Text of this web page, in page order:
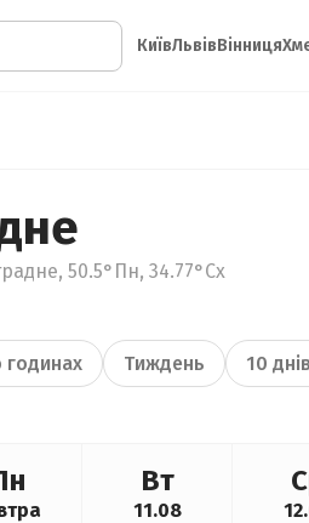
КиївЛьвівВінниця
50.5°Пн, 34.77°Сх
годинах Тиждень 10 днів
Вт
11.08